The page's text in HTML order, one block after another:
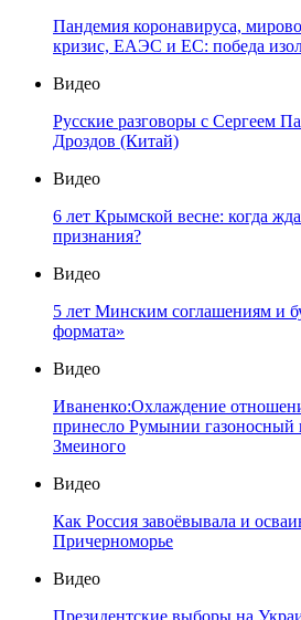
Пандемия коронавируса,
кризис, ЕАЭС и ЕС: победа
Видео
Русские разговоры с Сергеем
Дроздов (Китай)
Видео
6 лет Крымской весне: когда
признания?
Видео
5 лет Минским соглашениям и
формата»
Видео
Иваненко:Охлаждение
принесло Румынии газоносный
Змеиного
Видео
Как Россия завоёвывала и
Причерноморье
Видео